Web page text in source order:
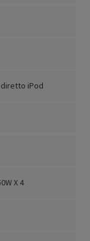
iPod
X 4